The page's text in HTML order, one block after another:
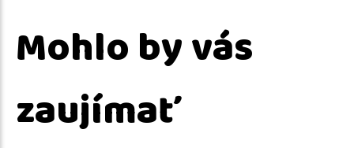
Mohlo by vás
zaujímať